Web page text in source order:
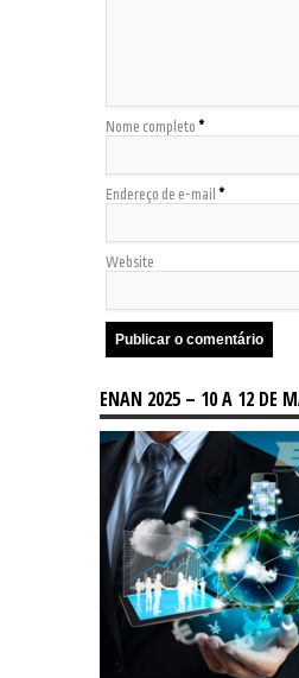
Nome completo *
Endereço de e-mail *
Website
ENAN 2025 – 10 A 12 DE